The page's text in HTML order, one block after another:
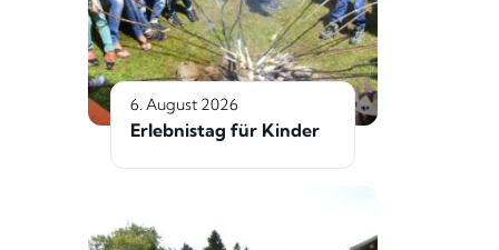
6. August 2026
Erlebnistag für Kinder